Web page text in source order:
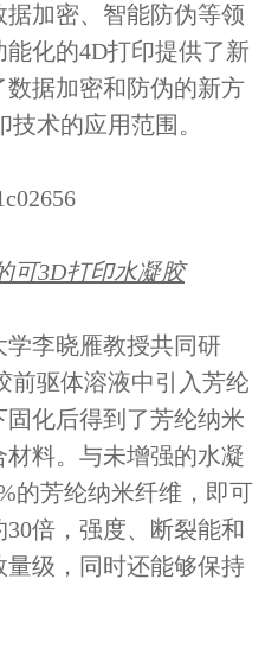
加密、智能防伪等领
化的4D打印提供了新
据加密和防伪的新方
术的应用范围。
可3D打印水凝胶
李晓雁教授共同研
前驱体溶液中引入芳纶
化后得到了芳纶纳米
料。与未增强的水凝
的芳纶纳米纤维，即可
倍，强度、断裂能和
级，同时还能够保持